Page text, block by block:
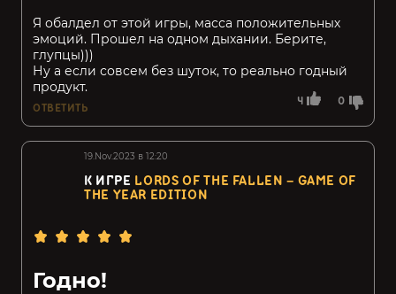
4 0
Я обалдел от этой игры, масса положительных
эмоций. Прошел на одном дыхании. Берите,
глупцы)))
Ну а если совсем без шуток, то реально годный
продукт.
ОТВЕТИТЬ
19.Nov.2023 в 12:20
К ИГРЕ LORDS OF THE FALLEN – GAME OF
THE YEAR EDITION
Годно!